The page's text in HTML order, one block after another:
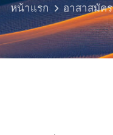
หน้าแรก อาสาสมัคร